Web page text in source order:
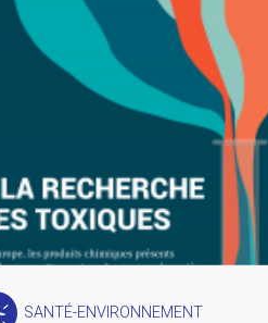
SANTÉ-ENVIRONNEMENT